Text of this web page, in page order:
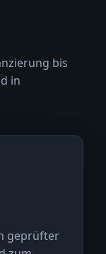
bis
in
geprüfter